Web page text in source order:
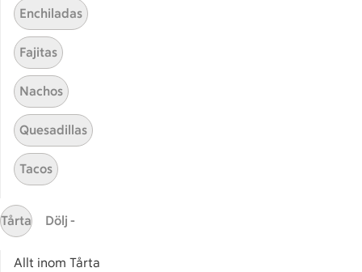
Lussebullar
Sidfot
Start
Kontakta oss
Massa erbjudanden
Enchiladas
Fajitas
Nachos
Quesadillas
Tacos
Tårta Dölj -
Allt inom Tårta